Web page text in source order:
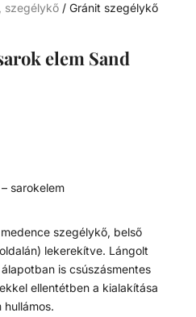
szegélykő / Gránit szegélykő
elem Sand
sarokelem
szegélykő, belső
lekerekítve. Lángolt
is csúszásmentes
ellentétben a kialakítása